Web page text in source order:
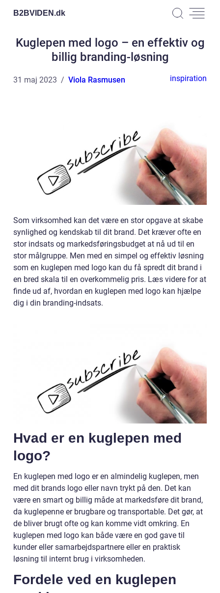
B2BVIDEN.dk
Kuglepen med logo – en effektiv og
billig branding-løsning
31 maj 2023 Viola Rasmusen inspiration
Som virksomhed kan det være en stor opgave at skabe
synlighed og kendskab til dit brand. Det kræver ofte en
stor indsats og markedsføringsbudget at nå ud til en
stor målgruppe. Men med en simpel og effektiv løsning
som en kuglepen med logo kan du få spredt dit brand i
en bred skala til en overkommelig pris. Læs videre for at
finde ud af, hvordan en kuglepen med logo kan hjælpe
dig i din branding-indsats.
Hvad er en kuglepen med
logo?
En kuglepen med logo er en almindelig kuglepen, men
med dit brands logo eller navn trykt på den. Det kan
være en smart og billig måde at markedsføre dit brand,
da kuglepenne er brugbare og transportable. Det gør, at
de bliver brugt ofte og kan komme vidt omkring. En
kuglepen med logo kan både være en god gave til
kunder eller samarbejdspartnere eller en praktisk
løsning til internt brug i virksomheden.
Fordele ved en kuglepen